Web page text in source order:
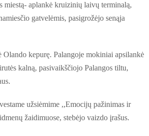
miestą- aplankė kruizinių laivų terminalą,
gatvelėmis, pasigrožėjo senąja
Olando kepurę. Palangoje mokiniai apsilankė
kalną, pasivaikščiojo Palangos tiltu,
užsiėmime ,,Emocijų pažinimas ir
žaidimuose, stebėjo vaizdo įrašus.